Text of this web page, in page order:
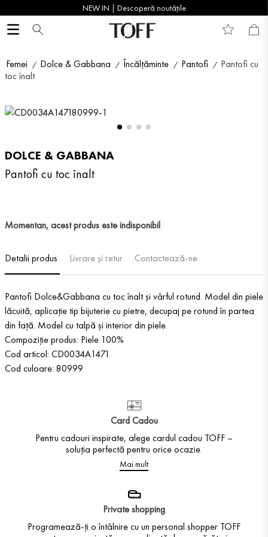
NEW IN | Descoperă noutățile
Femei Dolce & Gabbana Încălțăminte Pantofi
Pantofi cu
toc înalt
DOLCE & GABBANA
Pantofi cu toc înalt
Momentan, acest produs este indisponibil
Detalii produs Livrare și retur Contactează-ne
Pantofi Dolce&Gabbana cu toc înalt și vârful rotund. Model din piele
lăcuită, aplicație tip bijuterie cu pietre, decupaj pe rotund în partea
din față. Model cu talpă și interior din piele.
Compoziție produs: Piele 100%
Cod articol: CD0034A1471
Cod culoare: 80999
Card Cadou
Pentru cadouri inspirate, alege cardul cadou TOFF –
soluția perfectă pentru orice ocazie.
Mai mult
Private shopping
Programează-ți o întâlnire cu un personal shopper TOFF